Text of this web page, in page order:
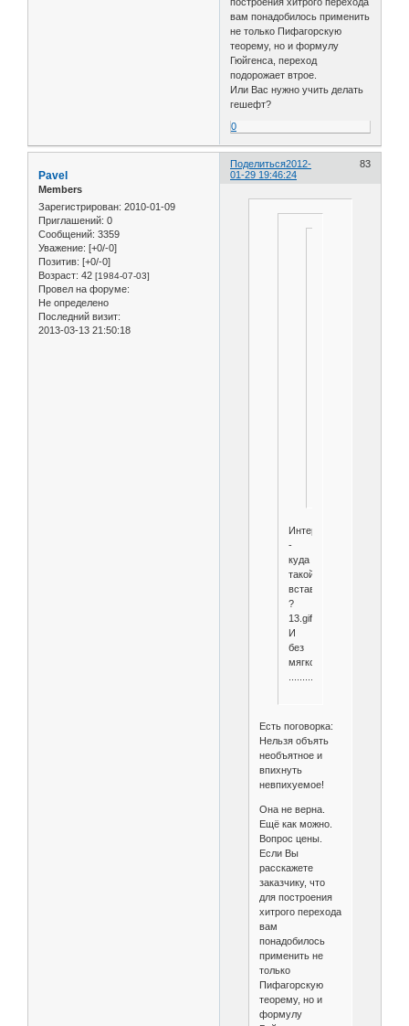
вам понадобилось применить
не только Пифагорскую
теорему, но и формулу
Гюйгенса, переход
подорожает втрое.
Или Вас нужно учить делать
гешефт?
0
Поделиться 83
2012-
01-29 19:46:24
Pavel
Members
Зарегистрирован: 2010-01-09
Приглашений: 0
Сообщений: 3359
Уважение: [+0/-0]
Позитив: [+0/-0]
Возраст: 42 [1984-07-03]
Провел на форуме:
Не определено
Последний визит:
2013-03-13 21:50:18
Интересно
-
куда
такой
вставили
?
13.gif
И
без
мягкой
Есть поговорка:
Нельзя объять
необъятное и
впихнуть
невпихуемое!
Она не верна.
Ещё как можно.
Вопрос цены.
Если Вы
расскажете
заказчику, что
для построения
хитрого перехода
вам
понадобилось
применить не
только
Пифагорскую
теорему, но и
формулу